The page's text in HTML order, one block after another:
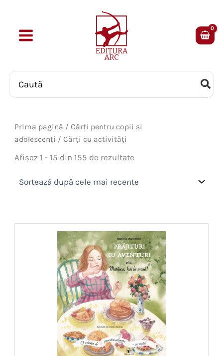
content
Search
for:
Prima pagină / Cărți pentru copii și
adolescenți / Cărți cu activități
Afișez 1 - 15 din 155 de rezultate
mai